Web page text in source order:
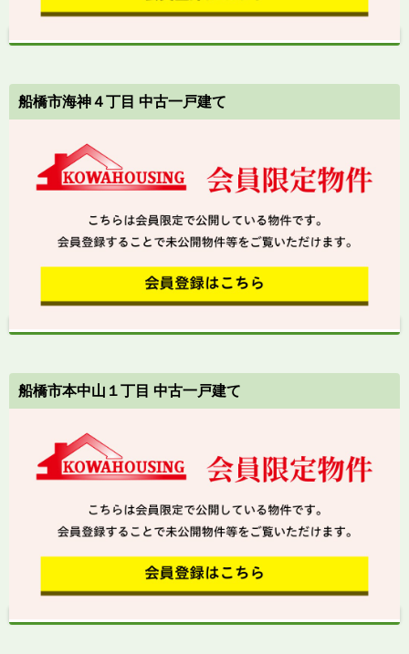
船橋市海神４丁目 中古一戸建て
船橋市本中山１丁目 中古一戸建て